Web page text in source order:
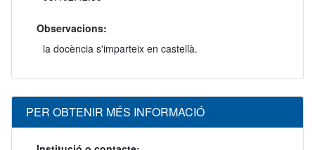
Observacions:
la docència s'imparteix en castellà.
PER OBTENIR MÉS INFORMACIÓ